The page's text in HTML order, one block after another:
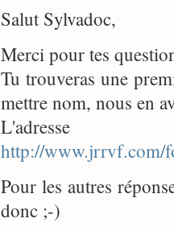
Salut Sylvadoc,
Merci pour tes
Tu trouveras une
mettre nom, nous en
http://www.jrrvf.com/
Pour les autres
donc ;-)